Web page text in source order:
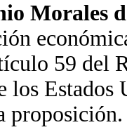
Morales
59 del
los
proposición.